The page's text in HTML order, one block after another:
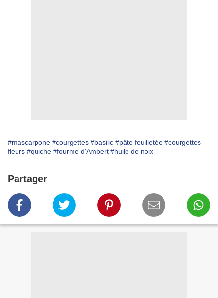
#mascarpone #courgettes #basilic #pâte feuilletée #courgettes
fleurs #quiche #fourme d'Ambert #huile de noix
Partager